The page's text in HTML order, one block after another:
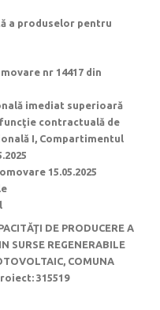
a produselor pentru
nr 14417 din
imediat superioară
contractuală de
I, Compartimentul
15.05.2025
DE PRODUCERE A
SURSE REGENERABILE
COMUNA
315519